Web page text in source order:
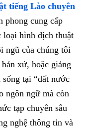
tiếng Lào chuyên
phong cung cấp
loại hình dịch thuật
ngũ của chúng tôi
xứ, hoặc giảng
tại “đất nước
ngôn ngữ mà còn
tạp chuyên sâu
nghệ thông tin và